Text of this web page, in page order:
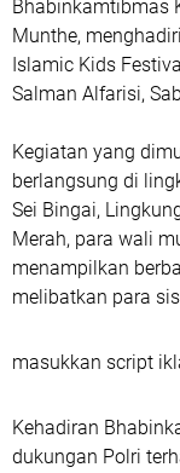
Bhabinkamtibmas
Munthe,
Islamic Kids
Salman Alfarisi,
Kegiatan yang
berlangsung di
Sei Bingai,
Merah, para wali
menampilkan
melibatkan para
masukkan script
Kehadiran
dukungan Polri